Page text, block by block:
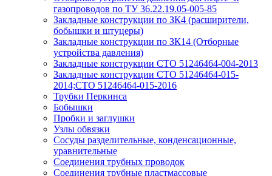
газопроводов по ТУ 36.22.19.05-005-85
Закладные конструкции по ЗК4 (расширители,
бобышки и штуцеры)
Закладные конструкции по ЗК14 (Отборные
устройства давления)
Закладные конструкции СТО 51246464-004-2013
Закладные конструкции СТО 51246464-015-
2014;СТО 51246464-015-2016
Трубки Перкинса
Бобышки
Пробки и заглушки
Узлы обвязки
Сосуды разделительные, конденсационные,
уравнительные
Соединения трубных проводок
Соединения трубные пластмассовые